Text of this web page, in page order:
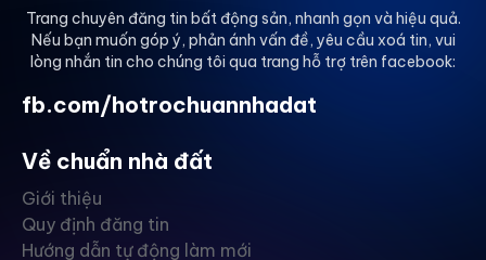
Trang chuyên đăng tin bất động sản, nhanh gọn và hiệu quả.
Nếu bạn muốn góp ý, phản ánh vấn đề, yêu cầu xoá tin, vui
lòng nhắn tin cho chúng tôi qua trang hỗ trợ trên facebook:
fb.com/hotrochuannhadat
Về chuẩn nhà đất
Giới thiệu
Quy định đăng tin
Hướng dẫn tự động làm mới